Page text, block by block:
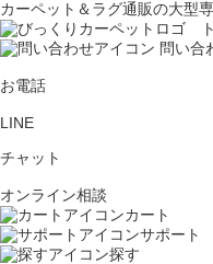
カーペット＆ラグ通販の大型
問い合
お電話
LINE
チャット
オンライン相談
カート
サポート
探す